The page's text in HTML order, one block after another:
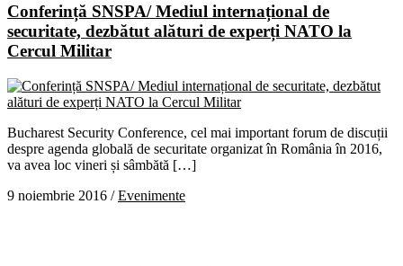
Conferință SNSPA/ Mediul internațional de
securitate, dezbătut alături de experți NATO la
Cercul Militar
Bucharest Security Conference, cel mai important forum de discuții
despre agenda globală de securitate organizat în România în 2016,
va avea loc vineri și sâmbătă […]
9 noiembrie 2016 /Evenimente